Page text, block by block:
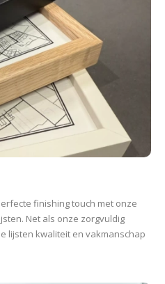
finishing touch met onze
Net als onze zorgvuldig
lijsten kwaliteit en vakmanschap